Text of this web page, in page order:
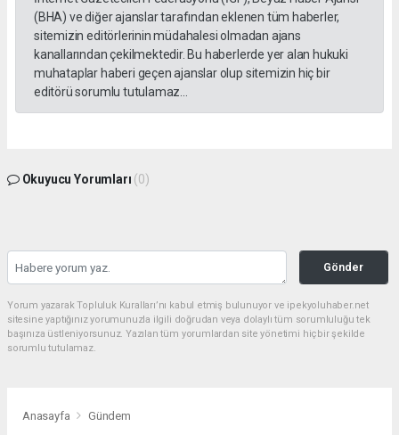
(BHA) ve diğer ajanslar tarafından eklenen tüm haberler,
sitemizin editörlerinin müdahalesi olmadan ajans
kanallarından çekilmektedir. Bu haberlerde yer alan hukuki
muhataplar haberi geçen ajanslar olup sitemizin hiç bir
editörü sorumlu tutulamaz...
Okuyucu Yorumları (0)
Gönder
Yorum yazarak Topluluk Kuralları’nı kabul etmiş bulunuyor ve ipekyoluhaber.net
sitesine yaptığınız yorumunuzla ilgili doğrudan veya dolaylı tüm sorumluluğu tek
başınıza üstleniyorsunuz. Yazılan tüm yorumlardan site yönetimi hiçbir şekilde
sorumlu tutulamaz.
Anasayfa Gündem